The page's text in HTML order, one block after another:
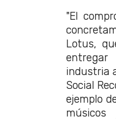
"El
Lotus,
industria
Social
ejemplo